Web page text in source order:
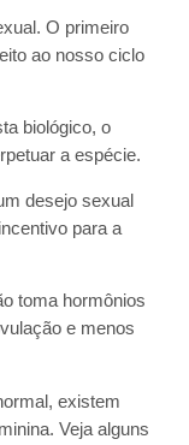
O primeiro
ao nosso ciclo
biológico, o
a espécie.
desejo sexual
para a
toma hormônios
e menos
existem
Veja alguns